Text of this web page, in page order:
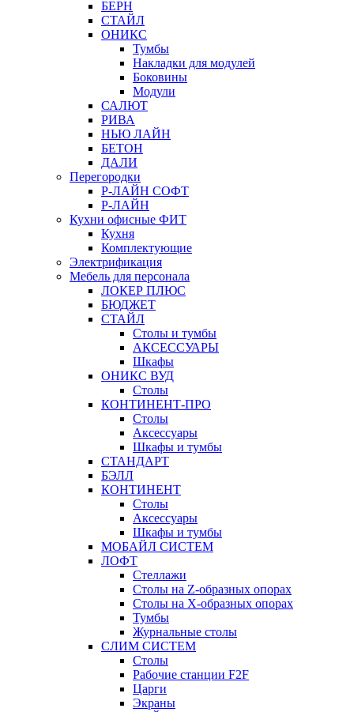
БЕРН
СТАЙЛ
ОНИКС
Тумбы
Накладки для модулей
Боковины
Модули
САЛЮТ
РИВА
НЬЮ ЛАЙН
БЕТОН
ДАЛИ
Перегородки
Р-ЛАЙН СОФТ
Р-ЛАЙН
Кухни офисные ФИТ
Кухня
Комплектующие
Электрификация
Мебель для персонала
ЛОКЕР ПЛЮС
БЮДЖЕТ
СТАЙЛ
Столы и тумбы
АКСЕССУАРЫ
Шкафы
ОНИКС ВУД
Столы
КОНТИНЕНТ-ПРО
Столы
Аксессуары
Шкафы и тумбы
СТАНДАРТ
БЭЛЛ
КОНТИНЕНТ
Столы
Аксессуары
Шкафы и тумбы
МОБАЙЛ СИСТЕМ
ЛОФТ
Стеллажи
Столы на Z-образных опорах
Столы на Х-образных опорах
Тумбы
Журнальные столы
СЛИМ СИСТЕМ
Столы
Рабочие станции F2F
Царги
Экраны